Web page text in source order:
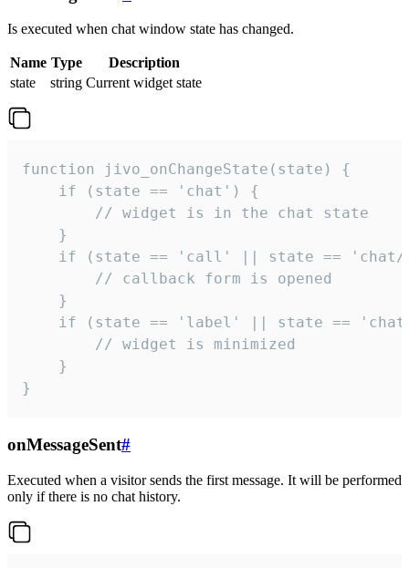
Is executed when chat window state has changed.
Name Type
Description
state
string Current widget state
function jivo_onChangeState(state) {
    if (state == 'chat') {
        // widget is in the chat state
    }
if (state == 'call' || state ==
        // callback form is opened
    }
if (state == 'label' || state ==
        // widget is minimized
    }
}
onMessageSent#
Executed when a visitor sends the first message. It will be performed
only if there is no chat history.